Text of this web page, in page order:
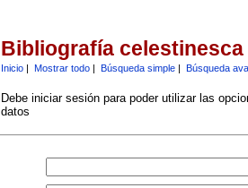
Bibliografía celestinesca
Inicio| Mostrar todo| Búsqueda simple| Búsqueda
Debe iniciar sesión para poder utilizar las
datos